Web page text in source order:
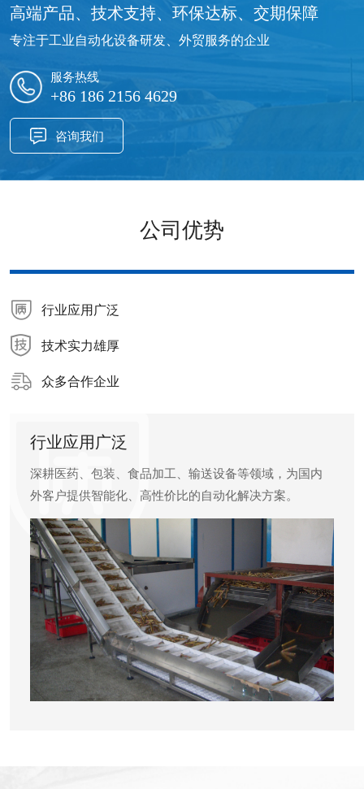
高端产品、技术支持、环保达标、交期保障
专注于工业自动化设备研发、外贸服务的企业
服务热线
+86 186 2156 4629
咨询我们
公司优势
行业应用广泛
技术实力雄厚
众多合作企业
行业应用广泛
深耕医药、包装、食品加工、输送设备等领域，为国内
外客户提供智能化、高性价比的自动化解决方案。